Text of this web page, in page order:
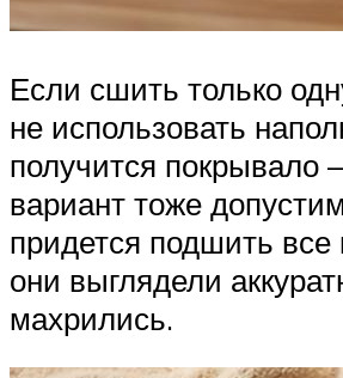
Если сшить только
не использовать
получится покрывало
вариант тоже
придется подшить все
они выглядели
махрились.